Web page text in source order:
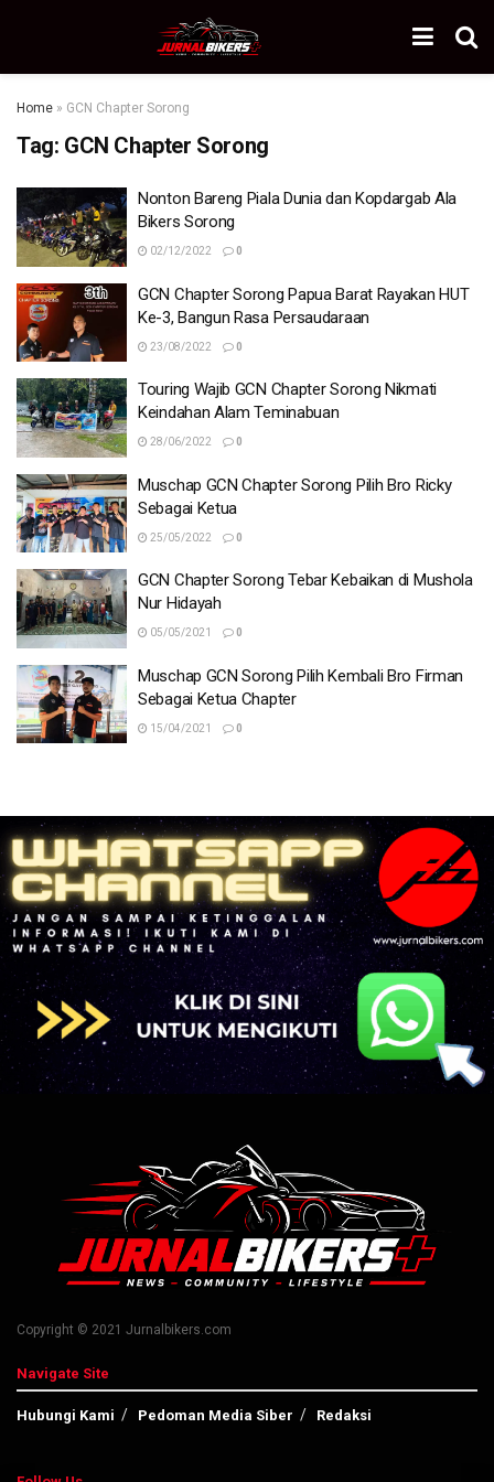
Home » GCN Chapter Sorong
Tag: GCN Chapter Sorong
Nonton Bareng Piala Dunia dan Kopdargab Ala
Bikers Sorong
02/12/2022 0
GCN Chapter Sorong Papua Barat Rayakan HUT
Ke-3, Bangun Rasa Persaudaraan
23/08/2022 0
Touring Wajib GCN Chapter Sorong Nikmati
Keindahan Alam Teminabuan
28/06/2022 0
Muschap GCN Chapter Sorong Pilih Bro Ricky
Sebagai Ketua
25/05/2022 0
GCN Chapter Sorong Tebar Kebaikan di Mushola
Nur Hidayah
05/05/2021 0
Muschap GCN Sorong Pilih Kembali Bro Firman
Sebagai Ketua Chapter
15/04/2021 0
Copyright © 2021 Jurnalbikers.com
Navigate Site
Hubungi Kami Pedoman Media Siber Redaksi